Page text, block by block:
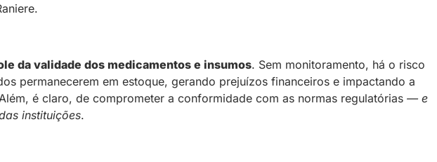
da validade dos medicamentos e insumos. Sem monitoramento, há o risco
permanecerem em estoque, gerando prejuízos financeiros e impactando a
é claro, de comprometer a conformidade com as normas regulatórias — e
instituições.